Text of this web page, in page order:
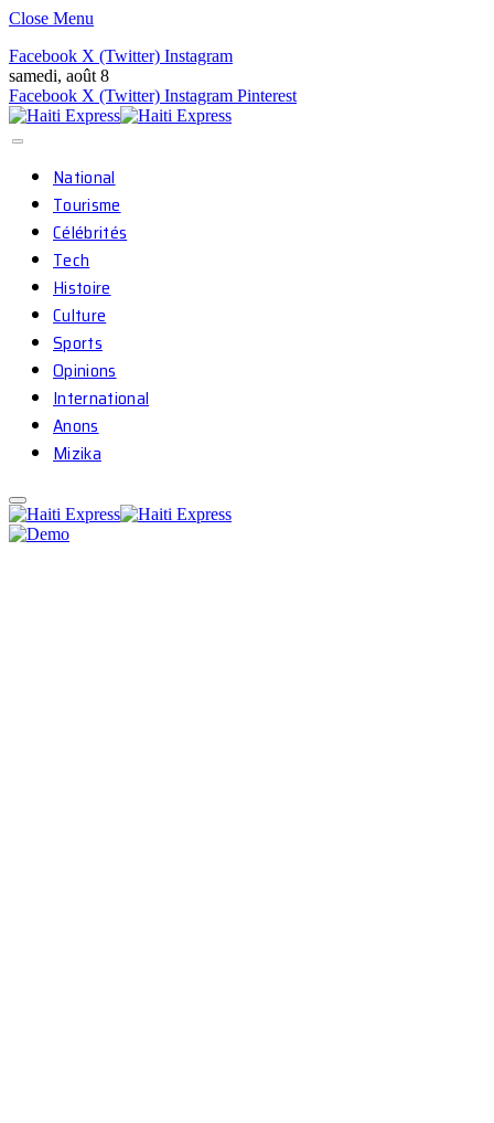
Close Menu
Facebook X (Twitter) Instagram
samedi, août 8
Facebook X (Twitter) Instagram Pinterest
National
Tourisme
Célébrités
Tech
Histoire
Culture
Sports
Opinions
International
Anons
Mizika